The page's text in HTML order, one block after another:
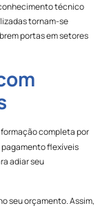
técnico
tornam-se
portas em setores
completa por
flexíveis
adiar seu
seu orçamento. Assim,